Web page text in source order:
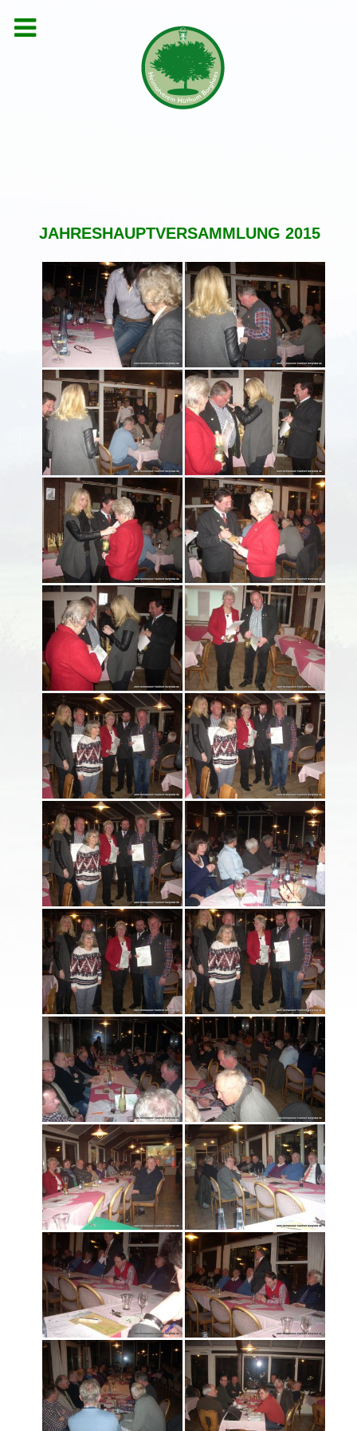
JAHRESHAUPTVERSAMMLUNG 2015